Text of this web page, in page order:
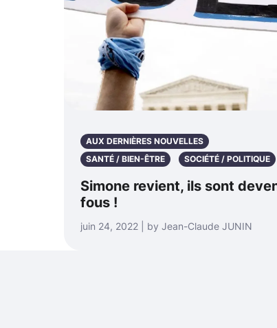
AUX DERNIÈRES NOUVELLES
SANTÉ / BIEN-ÊTRE
SOCIÉTÉ / POLITIQUE
Simone revient, ils sont
fous !
juin 24, 2022 | by Jean-Claude JUNIN